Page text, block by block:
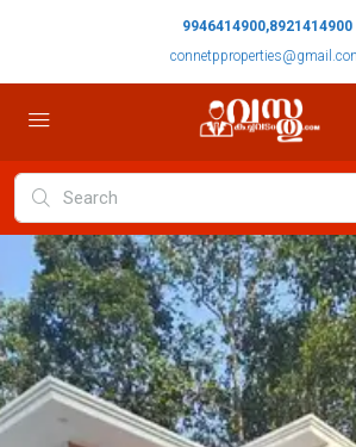
9946414900,8921414900